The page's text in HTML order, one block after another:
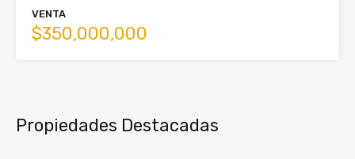
VENTA
$350,000,000
Propiedades Destacadas